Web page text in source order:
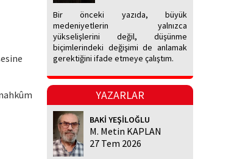
Bir önceki yazıda, büyük
medeniyetlerin yalnızca
yükselişlerini değil, düşünme
biçimlerindeki değişimi de anlamak
gerektiğini ifade etmeye çalıştım.
YAZARLAR
BAKİ YEŞİLOĞLU
M. Metin KAPLAN
27 Tem 2026